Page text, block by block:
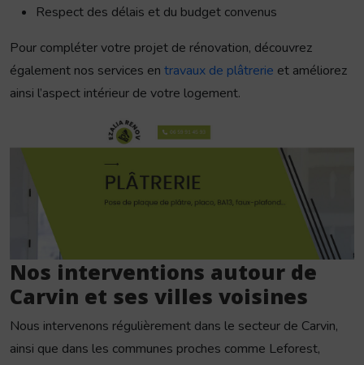
Respect des délais et du budget convenus
Pour compléter votre projet de rénovation, découvrez
également nos services en travaux de plâtrerie et améliorez
ainsi l’aspect intérieur de votre logement.
Nos interventions autour de
Carvin et ses villes voisines
Nous intervenons régulièrement dans le secteur de Carvin,
ainsi que dans les communes proches comme Leforest,